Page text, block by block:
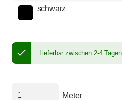
schwarz
Lieferbar zwischen 2-4 Tagen
Meter